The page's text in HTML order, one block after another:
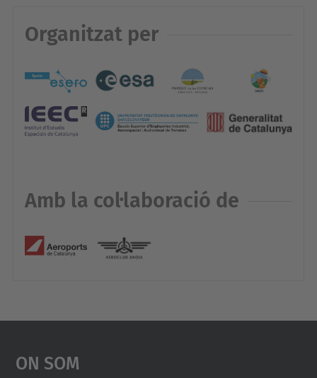
Organitzat per
Amb la col·laboració de
On Som